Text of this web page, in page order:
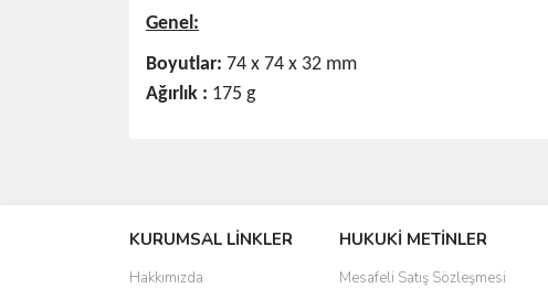
Genel:
Boyutlar: 74 x 74 x 32 mm
Ağırlık : 175 g
Ürün resmi kalitesiz, bozuk veya görüntülenemiyor.
Ürün açıklamasında eksik bilgiler bulunuyor.
KURUMSAL LİNKLER
Hakkımızda
HUKUKİ METİNLER
Mesafeli Satış Sözleşmesi